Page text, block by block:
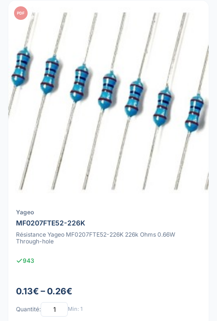
PDF
Yageo
MF0207FTE52-226K
Résistance Yageo MF0207FTE52-226K 226k Ohms 0.66W
Through-hole
943
0.13€ – 0.26€
Quantité: Min: 1